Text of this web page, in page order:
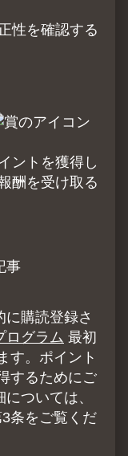
性を確認する
ントを獲得し
酬を受け取る
に購読登録さ
ログラム 最初
す。ポイント
するためにご
ついては、
条をご覧くだ